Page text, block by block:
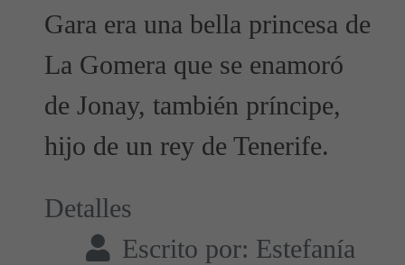
Gara era una bella princesa de
La Gomera que se enamoró
de Jonay, también príncipe,
hijo de un rey de Tenerife.
Detalles
Escrito por: Estefanía